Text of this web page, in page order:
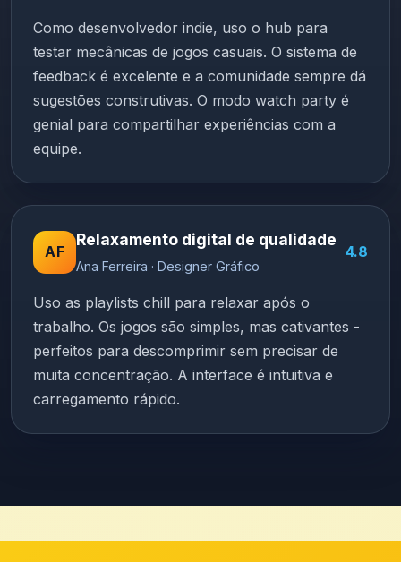
Como desenvolvedor indie, uso o hub para
testar mecânicas de jogos casuais. O sistema de
feedback é excelente e a comunidade sempre dá
sugestões construtivas. O modo watch party é
genial para compartilhar experiências com a
equipe.
AF
Relaxamento digital de qualidade
Ana Ferreira · Designer Gráfico
4.8
Uso as playlists chill para relaxar após o
trabalho. Os jogos são simples, mas cativantes -
perfeitos para descomprimir sem precisar de
muita concentração. A interface é intuitiva e
carregamento rápido.